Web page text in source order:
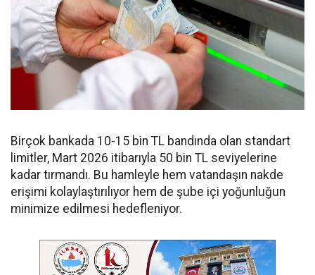
Birçok bankada 10-15 bin TL bandında olan standart
limitler, Mart 2026 itibarıyla 50 bin TL seviyelerine
kadar tırmandı. Bu hamleyle hem vatandaşın nakde
erişimi kolaylaştırılıyor hem de şube içi yoğunluğun
minimize edilmesi hedefleniyor.